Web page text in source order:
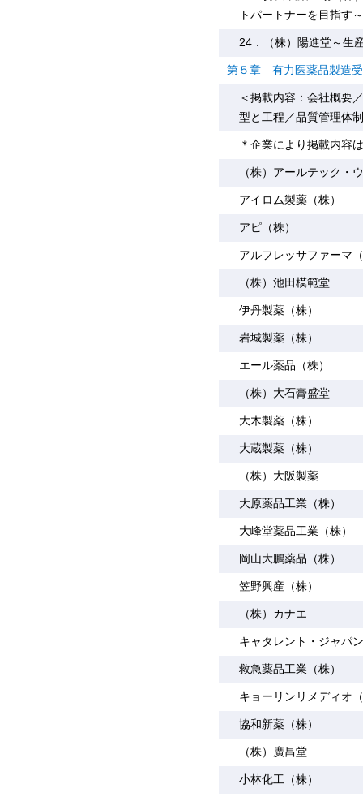
トパートナーを目指す～
24．（株）陽進堂～生
第５章 有力医薬品製造
＜掲載内容：会社概要
型と工程／品質管理体
＊企業により掲載内容
（株）アールテック・
アイロム製薬（株）
アピ（株）
アルフレッサファーマ
（株）池田模範堂
伊丹製薬（株）
岩城製薬（株）
エール薬品（株）
（株）大石膏盛堂
大木製薬（株）
大蔵製薬（株）
（株）大阪製薬
大原薬品工業（株）
大峰堂薬品工業（株）
岡山大鵬薬品（株）
笠野興産（株）
（株）カナエ
キャタレント・ジャパ
救急薬品工業（株）
キョーリンリメディオ
協和新薬（株）
（株）廣昌堂
小林化工（株）